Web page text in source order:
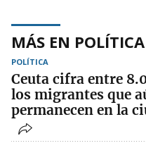
MÁS EN POLÍTICA
POLÍTICA
Ceuta cifra entre
los migrantes que
permanecen en la